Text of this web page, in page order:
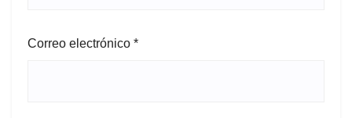
Correo electrónico *